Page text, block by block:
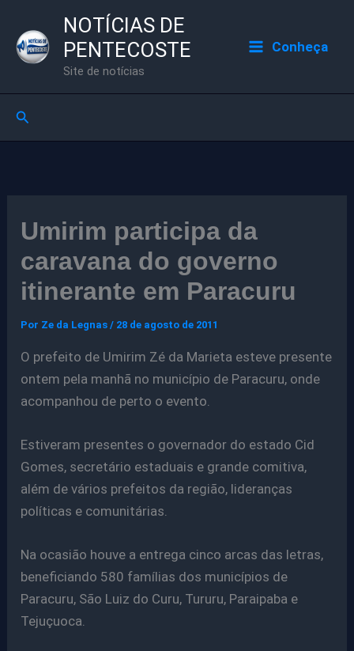
para
NOTÍCIAS DE
PENTECOSTE
Site de notícias
Conheça
Pesquisar
Umirim participa da
caravana do governo
itinerante em Paracuru
Por Ze da Legnas/ 28 de agosto de 2011
O prefeito de Umirim Zé da Marieta esteve presente
ontem pela manhã no município de Paracuru, onde
acompanhou de perto o evento.
Estiveram presentes o governador do estado Cid
Gomes, secretário estaduais e grande comitiva,
além de vários prefeitos da região, lideranças
políticas e comunitárias.
Na ocasião houve a entrega cinco arcas das letras,
beneficiando 580 famílias dos municípios de
Paracuru, São Luiz do Curu, Tururu, Paraipaba e
Tejuçuoca.